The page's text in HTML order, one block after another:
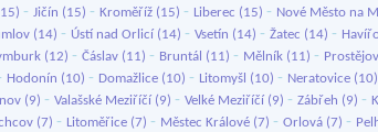
- Jičín (15) - Kroměříž (15) - Liberec (15) - Nové Město na
(14) - Ústí nad Orlicí (14) - Vsetín (14) - Žatec (14) -
(12) - Čáslav (11) - Bruntál (11) - Mělník (11) - Prostějov
Hodonín (10) - Domažlice (10) - Litomyšl (10) - Neratovice (10)
(9) - Valašské Meziříčí (9) - Velké Meziříčí (9) - Zábřeh (9) -
(7) - Litoměřice (7) - Městec Králové (7) - Orlová (7) -